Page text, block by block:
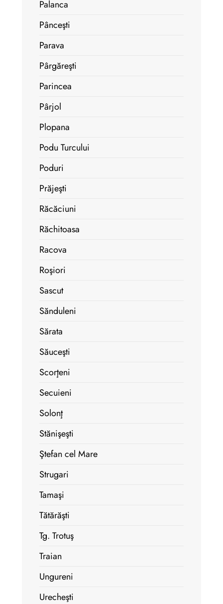
Palanca
Pânceşti
Parava
Pârgăreşti
Parincea
Pârjol
Plopana
Podu Turcului
Poduri
Prăjeşti
Răcăciuni
Răchitoasa
Racova
Roşiori
Sascut
Sănduleni
Sărata
Săuceşti
Scorţeni
Secuieni
Solonţ
Stănişeşti
Ştefan cel Mare
Strugari
Tamaşi
Tătărăşti
Tg. Trotuş
Traian
Ungureni
Urecheşti